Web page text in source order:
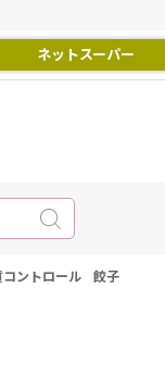
ネットスーパー
ントロール 餃子